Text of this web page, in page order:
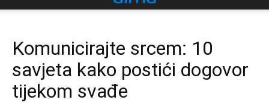
Komunicirajte srcem: 10
savjeta kako postići dogovor
tijekom svađe